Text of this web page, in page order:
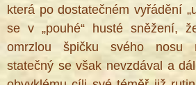
která po dostatečném vyřádění
se v „pouhé“ husté sněžení,
omrzlou špičku svého nosu
statečný se však nevzdával a